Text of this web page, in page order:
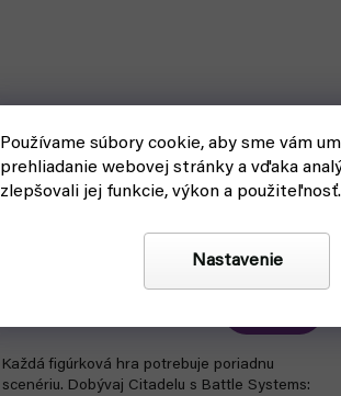
Používame súbory cookie, aby sme vám
prehliadanie webovej stránky a vďaka
zlepšovali jej funkcie, výkon a použiteľnosť.
Nastavenie
skladom, ihneď na odoslanie
Každá figúrková hra potrebuje poriadnu
scenériu. Dobývaj Citadelu s Battle Systems: